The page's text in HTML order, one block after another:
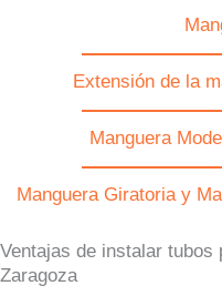
Extensión de la
Manguera
Manguera Giratoria y
Ventajas de instalar
Zaragoza